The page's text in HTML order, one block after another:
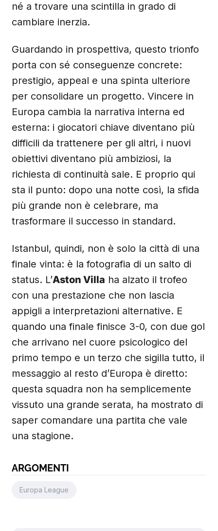
né a trovare una scintilla in grado di
cambiare inerzia.
Guardando in prospettiva, questo trionfo
porta con sé conseguenze concrete:
prestigio, appeal e una spinta ulteriore
per consolidare un progetto. Vincere in
Europa cambia la narrativa interna ed
esterna: i giocatori chiave diventano più
difficili da trattenere per gli altri, i nuovi
obiettivi diventano più ambiziosi, la
richiesta di continuità sale. E proprio qui
sta il punto: dopo una notte così, la sfida
più grande non è celebrare, ma
trasformare il successo in standard.
Istanbul, quindi, non è solo la città di una
finale vinta: è la fotografia di un salto di
status. L’Aston Villa ha alzato il trofeo
con una prestazione che non lascia
appigli a interpretazioni alternative. E
quando una finale finisce 3-0, con due gol
che arrivano nel cuore psicologico del
primo tempo e un terzo che sigilla tutto, il
messaggio al resto d’Europa è diretto:
questa squadra non ha semplicemente
vissuto una grande serata, ha mostrato di
saper comandare una partita che vale
una stagione.
ARGOMENTI
Europa League